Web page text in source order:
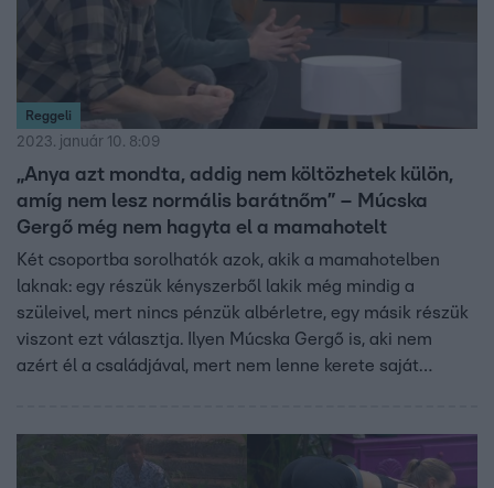
Reggeli
2023. január 10. 8:09
„Anya azt mondta, addig nem költözhetek külön,
amíg nem lesz normális barátnőm” – Múcska
Gergő még nem hagyta el a mamahotelt
Két csoportba sorolhatók azok, akik a mamahotelben
laknak: egy részük kényszerből lakik még mindig a
szüleivel, mert nincs pénzük albérletre, egy másik részük
viszont ezt választja. Ilyen Múcska Gergő is, aki nem
azért él a családjával, mert nem lenne kerete saját
normális barátnője. Hogy hogyan oszlanak meg
Gergőéknél a feladatok, és mit tanácsol a pszichológus a